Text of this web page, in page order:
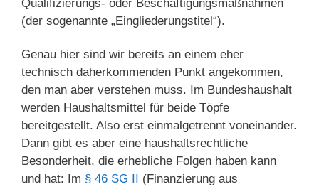
Qualifizierungs- oder Beschäftigungsmaßnahmen
(der sogenannte „Eingliederungstitel“).
Genau hier sind wir bereits an einem eher
technisch daherkommenden Punkt angekommen,
den man aber verstehen muss. Im Bundeshaushalt
werden Haushaltsmittel für beide Töpfe
bereitgestellt. Also erst einmalgetrennt voneinander.
Dann gibt es aber eine haushaltsrechtliche
Besonderheit, die erhebliche Folgen haben kann
und hat: Im § 46 SG II (Finanzierung aus